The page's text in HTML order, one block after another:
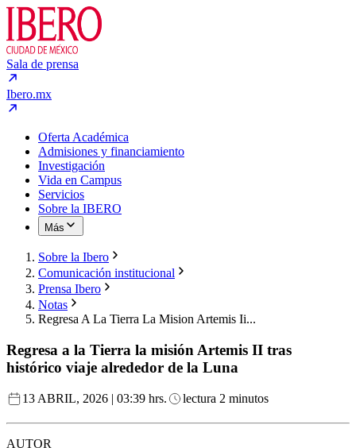
Sala de prensa
Ibero.mx
Oferta Académica
Admisiones y financiamiento
Investigación
Vida en Campus
Servicios
Sobre la IBERO
Más
Sobre la Ibero
Comunicación institucional
Prensa Ibero
Notas
Regresa A La Tierra La Mision Artemis Ii...
Regresa a la Tierra la misión Artemis II tras
histórico viaje alrededor de la Luna
13 ABRIL, 2026 | 03:39 hrs. lectura 2 minutos
AUTOR